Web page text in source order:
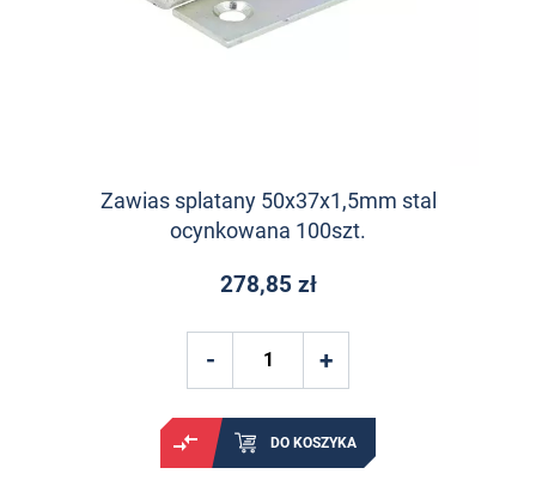
Zawias splatany 50x37x1,5mm stal
ocynkowana 100szt.
278,85 zł
DO KOSZYKA